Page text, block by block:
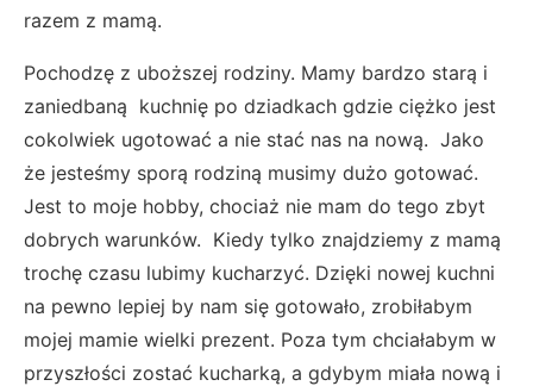
razem z mamą.
Pochodzę z uboższej rodziny. Mamy bardzo starą i
zaniedbaną kuchnię po dziadkach gdzie ciężko jest
cokolwiek ugotować a nie stać nas na nową. Jako
że jesteśmy sporą rodziną musimy dużo gotować.
Jest to moje hobby, chociaż nie mam do tego zbyt
dobrych warunków. Kiedy tylko znajdziemy z mamą
trochę czasu lubimy kucharzyć. Dzięki nowej kuchni
na pewno lepiej by nam się gotowało, zrobiłabym
mojej mamie wielki prezent. Poza tym chciałabym w
przyszłości zostać kucharką, a gdybym miała nową i